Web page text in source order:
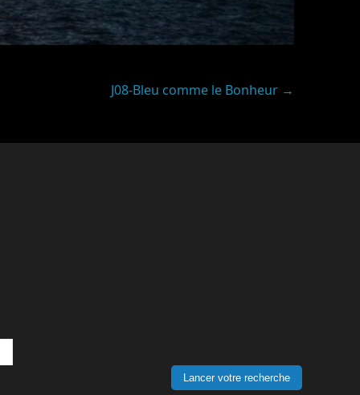
J08-Bleu comme le Bonheur →